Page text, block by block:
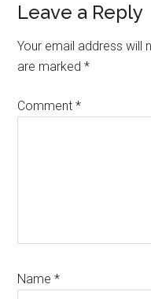
Reader
Interactions
Leave a Reply
Your email address will
are marked*
Comment*
Name*